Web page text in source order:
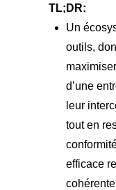
TL;DR:
Un
outils,
d’une
leur
tout en
efficace